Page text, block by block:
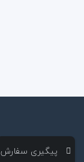
‌ پیگیری سفارش